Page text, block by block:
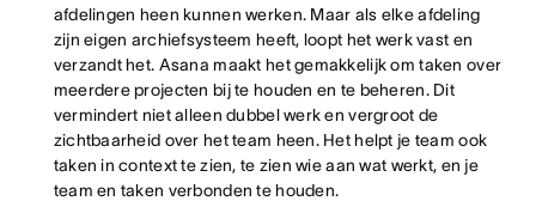
afdelingen heen kunnen werken. Maar als elke afdeling
zijn eigen archiefsysteem heeft, loopt het werk vast en
verzandt het. Asana maakt het gemakkelijk om taken over
meerdere projecten bij te houden en te beheren. Dit
vermindert niet alleen dubbel werk en vergroot de
zichtbaarheid over het team heen. Het helpt je team ook
taken in context te zien, te zien wie aan wat werkt, en je
team en taken verbonden te houden.